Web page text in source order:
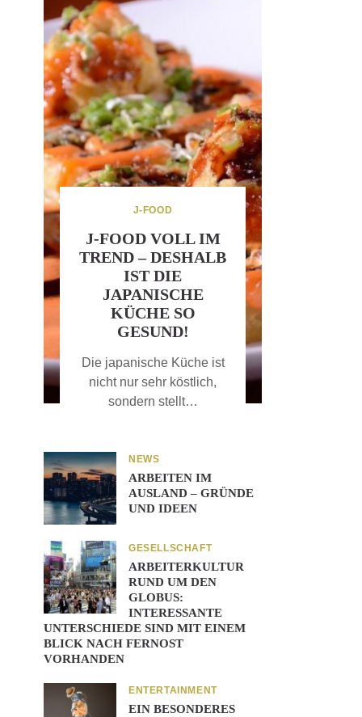
J-FOOD
J-FOOD VOLL IM
TREND – DESHALB
IST DIE
JAPANISCHE
KÜCHE SO
GESUND!
Die japanische Küche ist
nicht nur sehr köstlich,
sondern stellt…
NEWS
ARBEITEN IM
AUSLAND – GRÜNDE
UND IDEEN
GESELLSCHAFT
ARBEITERKULTUR
RUND UM DEN
GLOBUS:
INTERESSANTE
UNTERSCHIEDE SIND MIT EINEM
BLICK NACH FERNOST
VORHANDEN
ENTERTAINMENT
EIN BESONDERES